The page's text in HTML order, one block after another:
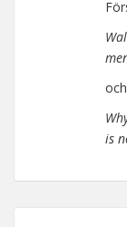
is